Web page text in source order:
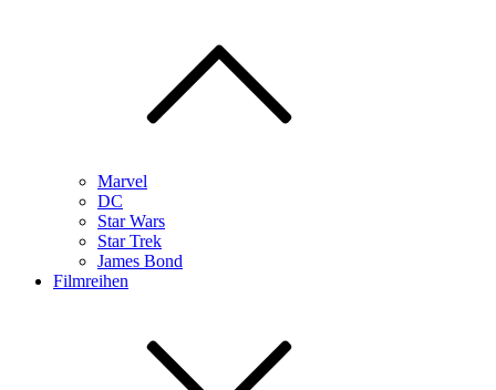
Marvel
DC
Star Wars
Star Trek
James Bond
Filmreihen